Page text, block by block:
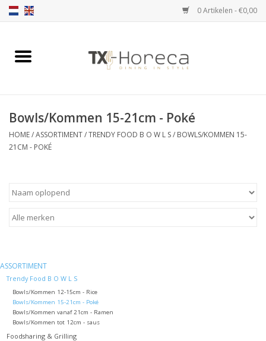
0 Artikelen - €0,00
Home
Catalogi
Merken
Contact
Bowls/Kommen 15-21cm - Poké
HOME/ASSORTIMENT/TRENDY FOOD B O W L S/ BOWLS/KOMMEN 15-
21CM - POKÉ
ASSORTIMENT
Trendy Food B O W L S
Bowls/Kommen 12-15cm - Rice
Bowls/Kommen 15-21cm - Poké
Bowls/Kommen vanaf 21cm - Ramen
Bowls/Kommen tot 12cm - saus
Foodsharing & Grilling